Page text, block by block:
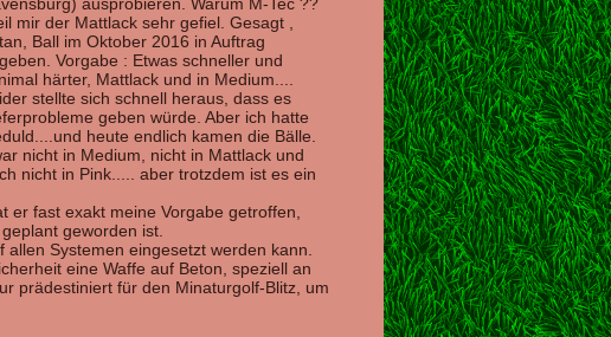
mir der Mattlack sehr gefiel. Gesagt ,
Ball im Oktober 2016 in Auftrag
Vorgabe : Etwas schneller und
härter, Mattlack und in Medium....
stellte sich schnell heraus, dass es
geben würde. Aber ich hatte
heute endlich kamen die Bälle.
nicht in Medium, nicht in Mattlack und
nicht in Pink..... aber trotzdem ist es ein
er fast exakt meine Vorgabe getroffen,
geworden ist.
Systemen eingesetzt werden kann.
eine Waffe auf Beton, speziell an
prädestiniert für den Minaturgolf-Blitz, um